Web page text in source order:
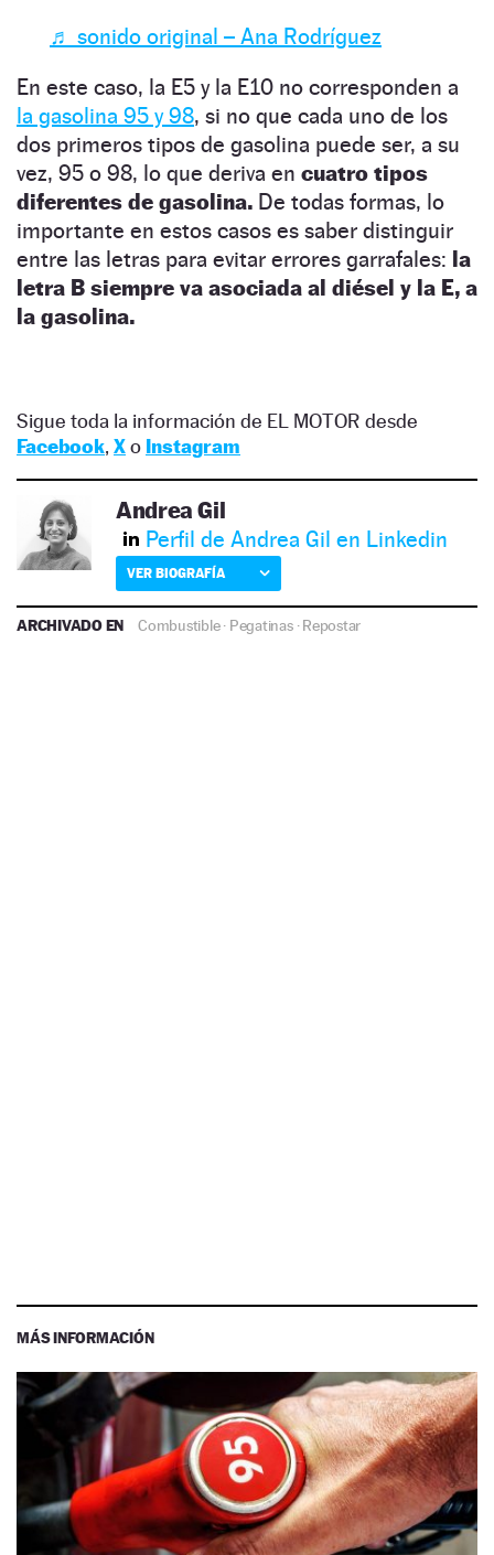
♬ sonido original – Ana Rodríguez
En este caso, la E5 y la E10 no corresponden a
la gasolina 95 y 98, si no que cada uno de los
dos primeros tipos de gasolina puede ser, a su
vez, 95 o 98, lo que deriva en cuatro tipos
diferentes de gasolina. De todas formas, lo
importante en estos casos es saber distinguir
entre las letras para evitar errores garrafales: la
letra B siempre va asociada al diésel y la E, a
la gasolina.
Sigue toda la información de EL MOTOR desde
Facebook, Xo Instagram
Andrea Gil
Perfil de Andrea Gil en Linkedin
VER BIOGRAFÍA
ARCHIVADO EN Combustible· Pegatinas·Repostar
MÁS INFORMACIÓN